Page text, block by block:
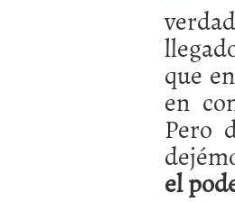
que
en
Pero
el